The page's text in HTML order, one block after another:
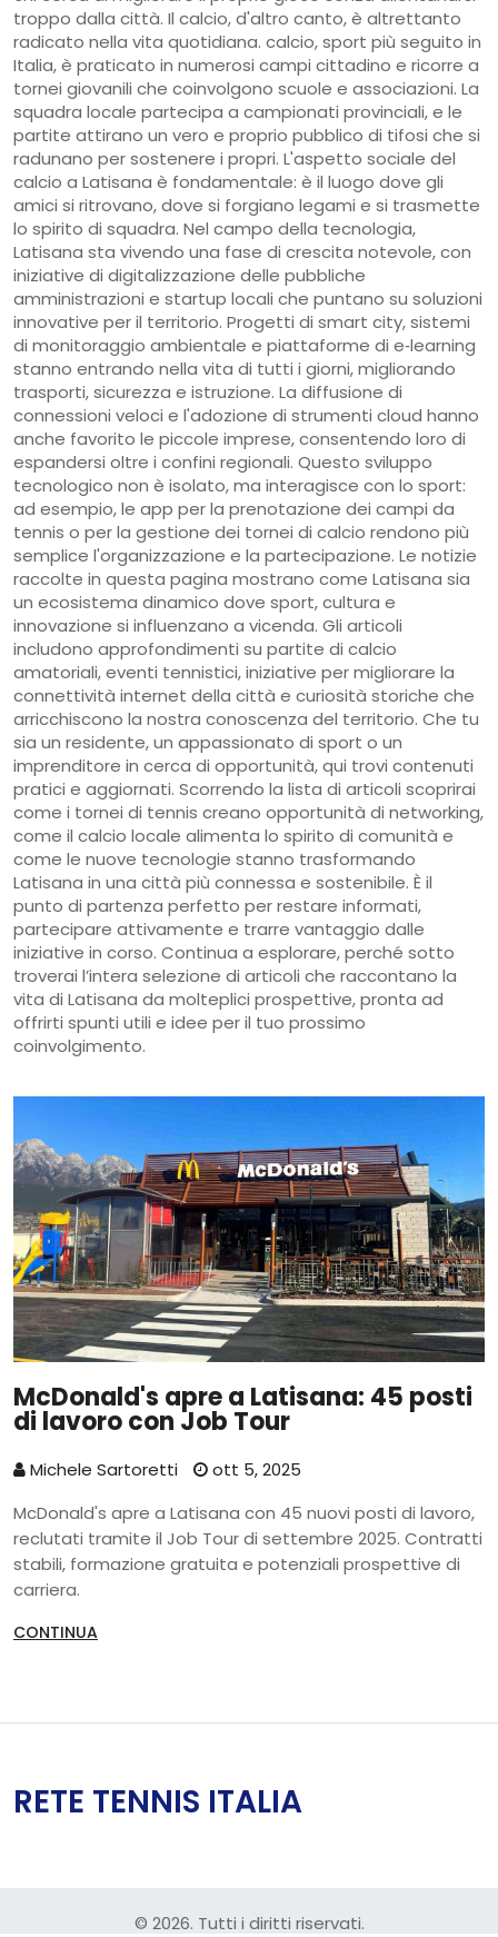
troppo dalla città. Il calcio, d'altro canto, è altrettanto
radicato nella vita quotidiana. calcio,sport più seguito in
Italia, è praticato in numerosi campi cittadino e ricorre a
tornei giovanili che coinvolgono scuole e associazioni. La
squadra locale partecipa a campionati provinciali, e le
partite attirano un vero e proprio pubblico di tifosi che si
radunano per sostenere i propri. L'aspetto sociale del
calcio a Latisana è fondamentale: è il luogo dove gli
amici si ritrovano, dove si forgiano legami e si trasmette
lo spirito di squadra. Nel campo della tecnologia,
Latisana sta vivendo una fase di crescita notevole, con
iniziative di digitalizzazione delle pubbliche
amministrazioni e startup locali che puntano su soluzioni
innovative per il territorio. Progetti di smart city, sistemi
di monitoraggio ambientale e piattaforme di e‑learning
stanno entrando nella vita di tutti i giorni, migliorando
trasporti, sicurezza e istruzione. La diffusione di
connessioni veloci e l'adozione di strumenti cloud hanno
anche favorito le piccole imprese, consentendo loro di
espandersi oltre i confini regionali. Questo sviluppo
tecnologico non è isolato, ma interagisce con lo sport:
ad esempio, le app per la prenotazione dei campi da
tennis o per la gestione dei tornei di calcio rendono più
semplice l'organizzazione e la partecipazione. Le notizie
raccolte in questa pagina mostrano come Latisana sia
un ecosistema dinamico dove sport, cultura e
innovazione si influenzano a vicenda. Gli articoli
includono approfondimenti su partite di calcio
amatoriali, eventi tennistici, iniziative per migliorare la
connettività internet della città e curiosità storiche che
arricchiscono la nostra conoscenza del territorio. Che tu
sia un residente, un appassionato di sport o un
imprenditore in cerca di opportunità, qui trovi contenuti
pratici e aggiornati. Scorrendo la lista di articoli scoprirai
come i tornei di tennis creano opportunità di networking,
come il calcio locale alimenta lo spirito di comunità e
come le nuove tecnologie stanno trasformando
Latisana in una città più connessa e sostenibile. È il
punto di partenza perfetto per restare informati,
partecipare attivamente e trarre vantaggio dalle
iniziative in corso. Continua a esplorare, perché sotto
troverai l’intera selezione di articoli che raccontano la
vita di Latisana da molteplici prospettive, pronta ad
offrirti spunti utili e idee per il tuo prossimo
coinvolgimento.
McDonald's apre a Latisana: 45 posti
di lavoro con Job Tour
Michele Sartoretti
ott 5, 2025
McDonald's apre a Latisana con 45 nuovi posti di lavoro,
reclutati tramite il Job Tour di settembre 2025. Contratti
stabili, formazione gratuita e potenziali prospettive di
carriera.
CONTINUA
RETE TENNIS ITALIA
© 2026. Tutti i diritti riservati.